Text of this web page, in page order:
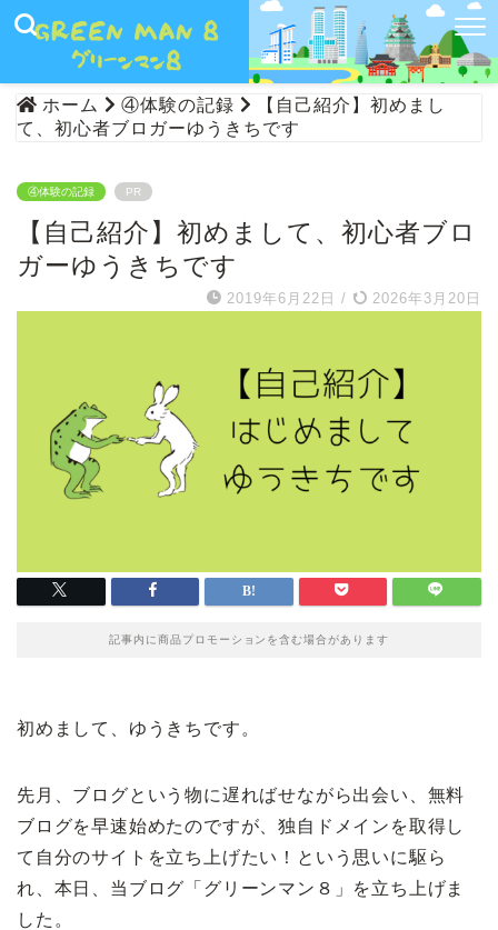
ホーム ④体験の記録
【自己紹介】初めまし
て、初心者ブロガーゆうきちです
④体験の記録 PR
【自己紹介】初めまして、初心者ブロ
ガーゆうきちです
2019年6月22日 / 2026年3月20日
記事内に商品プロモーションを含む場合があります
初めまして、ゆうきちです。
先月、ブログという物に遅ればせながら出会い、無料
ブログを早速始めたのですが、独自ドメインを取得し
て自分のサイトを立ち上げたい！という思いに駆ら
れ、本日、当ブログ「グリーンマン８」を立ち上げま
した。